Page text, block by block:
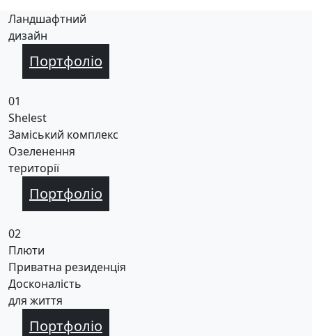
Ландшафтний
дизайн
Портфоліо
01
Shelest
Заміський комплекс
Озеленення
території
Портфоліо
02
Плюти
Приватна резиденція
Досконалість
для життя
Портфоліо